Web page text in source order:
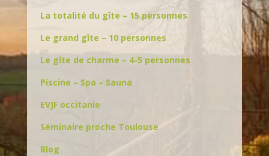
La totalité du gîte – 15 personnes
Le grand gîte – 10 personnes
Le gîte de charme – 4-5 personnes
Piscine – Spa – Sauna
EVJF occitanie
Séminaire proche Toulouse
Blog